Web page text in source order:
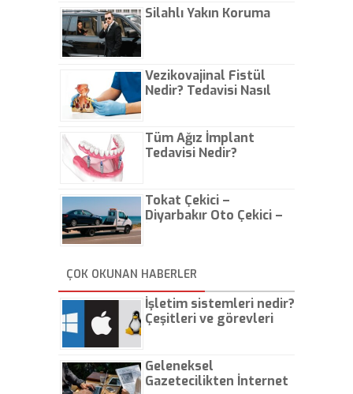
Silahlı Yakın Koruma
Vezikovajinal Fistül
Nedir? Tedavisi Nasıl
Tüm Ağız İmplant
Tedavisi Nedir?
Tokat Çekici –
Diyarbakır Oto Çekici –
ÇOK OKUNAN HABERLER
İşletim sistemleri nedir?
Çeşitleri ve görevleri
Geleneksel
Gazetecilikten İnternet